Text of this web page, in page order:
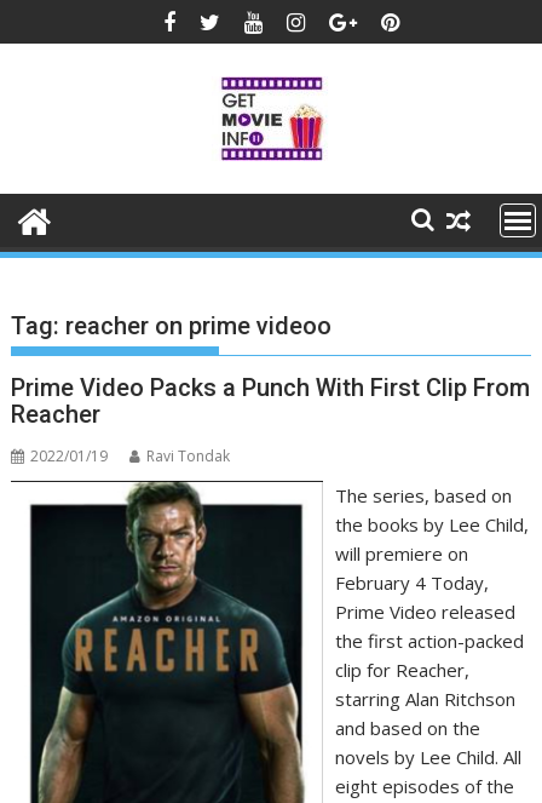
to
Tag: reacher on prime videoo
Prime Video Packs a Punch With First Clip From
Reacher
2022/01/19 Ravi Tondak
The series, based on
the books by Lee Child,
will premiere on
February 4 Today,
Prime Video released
the first action-packed
clip for Reacher,
starring Alan Ritchson
and based on the
novels by Lee Child. All
eight episodes of the